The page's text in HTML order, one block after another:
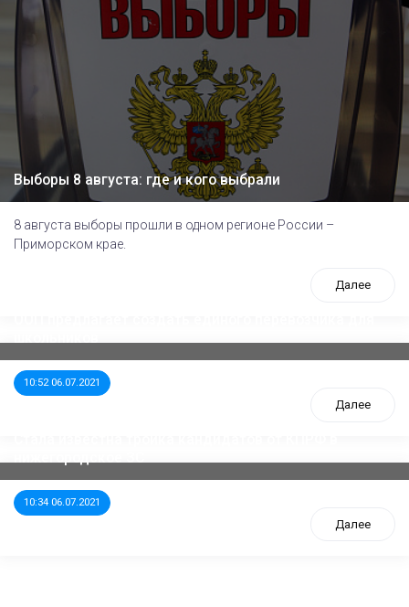
Выборы 8 августа: где и кого выбрали
8 августа выборы прошли в одном регионе России –
Приморском крае.
Далее
10:52 06.07.2021
Далее
10:34 06.07.2021
Далее